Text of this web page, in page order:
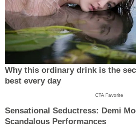
Why this ordinary drink is the
best every day
CTA Favorite
Sensational Seductress: Demi
Scandalous Performances